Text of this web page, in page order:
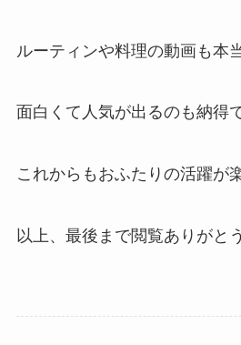
ルーティンや料理の動画も本
面白くて人気が出るのも納得
これからもおふたりの活躍が
以上、最後まで閲覧ありがと